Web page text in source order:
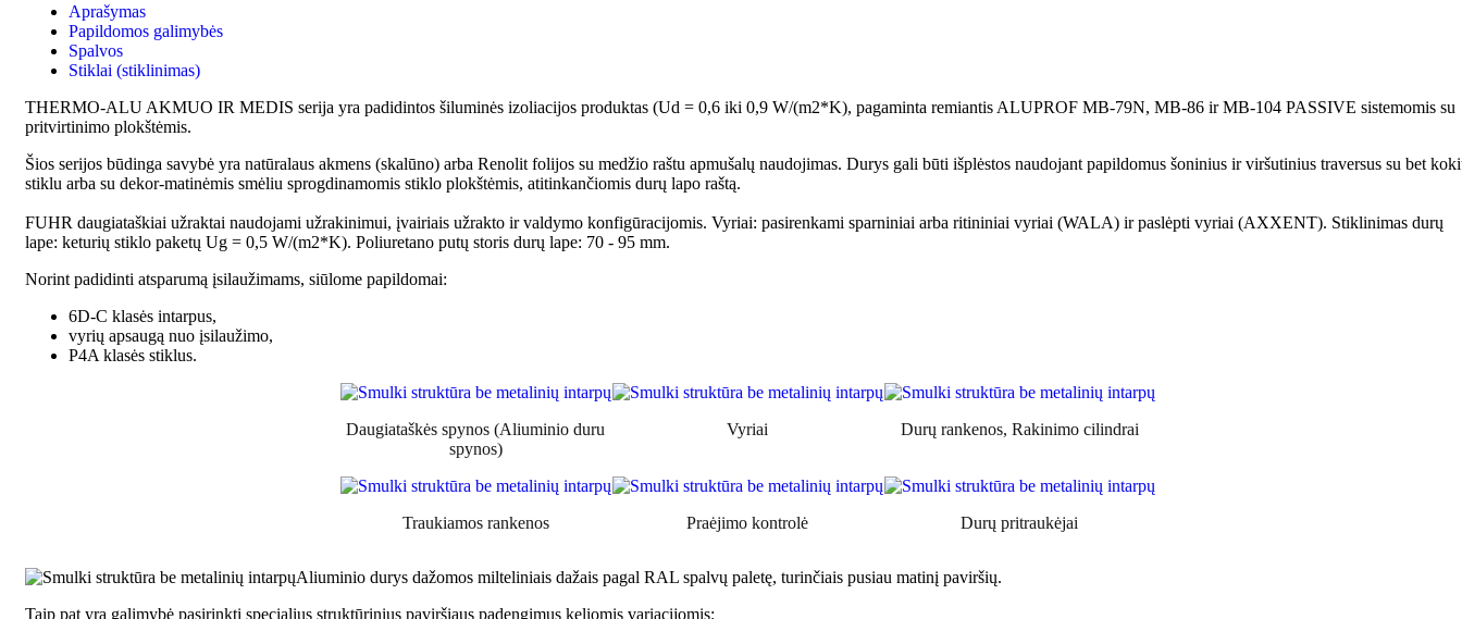
Aprašymas
Papildomos galimybės
Spalvos
Stiklai (stiklinimas)
THERMO-ALU AKMUO IR MEDIS serija yra padidintos šiluminės izoliacijos produktas (Ud = 0,6 iki 0,9 W/(m2*K), pagaminta remiantis ALUPROF MB-79N, MB-86 ir MB-104 PASSIVE sistemomis su
pritvirtinimo plokštėmis.
Šios serijos būdinga savybė yra natūralaus akmens (skalūno) arba Renolit folijos su medžio raštu apmušalų naudojimas. Durys gali būti išplėstos naudojant papildomus šoninius ir viršutinius traversus su bet
stiklu arba su dekor-matinėmis smėliu sprogdinamomis stiklo plokštėmis, atitinkančiomis durų lapo raštą.
FUHR daugiataškiai užraktai naudojami užrakinimui, įvairiais užrakto ir valdymo konfigūracijomis. Vyriai: pasirenkami sparniniai arba ritininiai vyriai (WALA) ir paslėpti vyriai (AXXENT). Stiklinimas durų
lape: keturių stiklo paketų Ug = 0,5 W/(m2*K). Poliuretano putų storis durų lape: 70 - 95 mm.
Norint padidinti atsparumą įsilaužimams, siūlome papildomai:
6D-C klasės intarpus,
vyrių apsaugą nuo įsilaužimo,
P4A klasės stiklus.
Daugiataškės spynos (Aliuminio duru
spynos)
Vyriai Durų rankenos, Rakinimo cilindrai
Traukiamos rankenos Praėjimo kontrolė Durų pritraukėjai
Aliuminio durys dažomos milteliniais dažais pagal RAL spalvų paletę, turinčiais pusiau matinį paviršių.
Taip pat yra galimybė pasirinkti specialius struktūrinius paviršiaus padengimus keliomis variacijomis: